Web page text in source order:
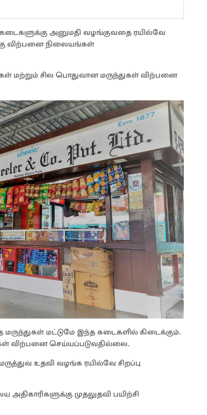
கடைகளுக்கு அனுமதி வழங்குவதை ரயில்வே
விற்பனை நிலையங்கள்
மற்றும் சில பொதுவான மருந்துகள் விற்பனை
மருந்துகள் மட்டுமே இந்த கடைகளில் கிடைக்கும்.
விற்பனை செய்யப்படுவதில்லை.
உதவி வழங்க ரயில்வே சிறப்பு
அதிகாரிகளுக்கு முதலுதவி பயிற்சி